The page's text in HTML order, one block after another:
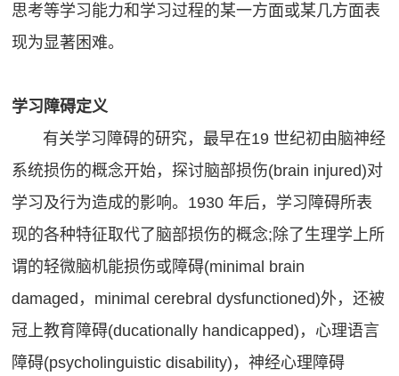
（机
（家
庭）
语
言
达
能
力
统
障
碍
运
动
阿尔茨
海默
程
理
登
&
思考等学习能力和学习过程的某一方面或某几方面表
现为显著困难。
学习障碍定义
有关学习障碍的研究，最早在19 世纪初由脑神经
系统损伤的概念开始，探讨脑部损伤(brain injured)对
学习及行为造成的影响。1930 年后，学习障碍所表
现的各种特征取代了脑部损伤的概念;除了生理学上所
谓的轻微脑机能损伤或障碍(minimal brain
damaged，minimal cerebral dysfunctioned)外，还被
冠上教育障碍(ducationally handicapped)，心理语言
障碍(psycholinguistic disability)，神经心理障碍